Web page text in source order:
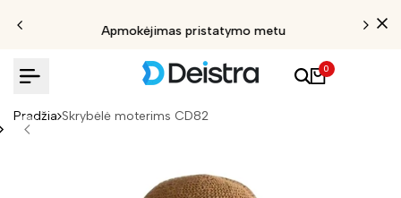
Apmokėjimas pristatymo metu
0
Pradžia Skrybėlė moterims CD82